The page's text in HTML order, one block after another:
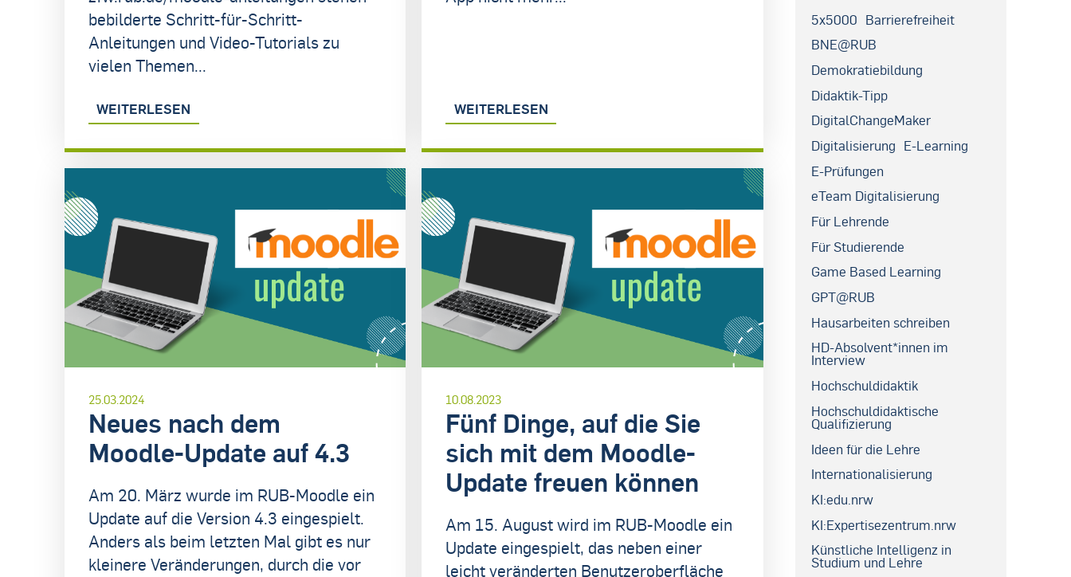
bebilderte Schritt-für-Schritt-
Anleitungen und Video-Tutorials zu
vielen Themen...
WEITERLESEN WEITERLESEN
25.03.2024
Neues nach dem
Moodle-Update auf 4.3
Am 20. März wurde im RUB-Moodle ein
Update auf die Version 4.3 eingespielt.
Anders als beim letzten Mal gibt es nur
kleinere Veränderungen, durch die vor
10.08.2023
Fünf Dinge, auf die Sie
sich mit dem Moodle-
Update freuen können
Am 15. August wird im RUB-Moodle ein
Update eingespielt, das neben einer
leicht veränderten Benutzeroberfläche
5x5000 Barrierefreiheit
BNE@RUB
Demokratiebildung
Didaktik-Tipp
DigitalChangeMaker
Digitalisierung E-Learning
E-Prüfungen
eTeam Digitalisierung
Für Lehrende
Für Studierende
Game Based Learning
GPT@RUB
Hausarbeiten schreiben
HD-Absolvent*innen im
Interview
Hochschuldidaktik
Hochschuldidaktische
Qualifizierung
Ideen für die Lehre
Internationalisierung
KI:edu.nrw
KI:Expertisezentrum.nrw
Künstliche Intelligenz in
Studium und Lehre